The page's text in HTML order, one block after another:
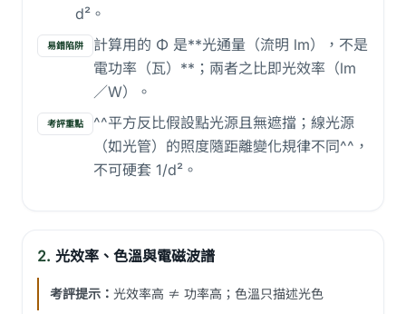
d²。
易錯陷阱
計算用的 Φ 是**光通量（流明 lm），不是
電功率（瓦）**；兩者之比即光效率（lm
／W）。
考評重點
^^平方反比假設點光源且無遮擋；線光源
（如光管）的照度隨距離變化規律不同^^，
不可硬套 1/d²。
2. 光效率、色溫與電磁波譜
考評提示： 光效率高 ≠ 功率高；色溫只描述光色